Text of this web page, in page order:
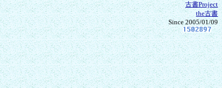
古書Project
the古書
Since 2005/01/09